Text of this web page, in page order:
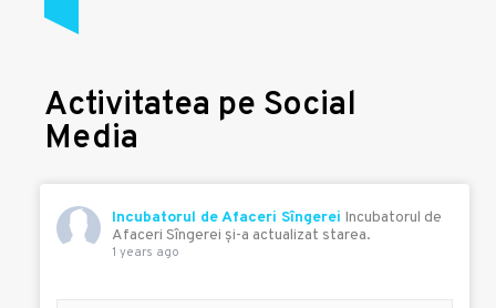
Activitatea pe Social
Media
Incubatorul de Afaceri Sîngerei Incubatorul de
Afaceri Sîngerei şi-a actualizat starea.
1 years ago